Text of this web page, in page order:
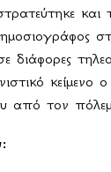
και
διάφορες
κείμενο
από τον